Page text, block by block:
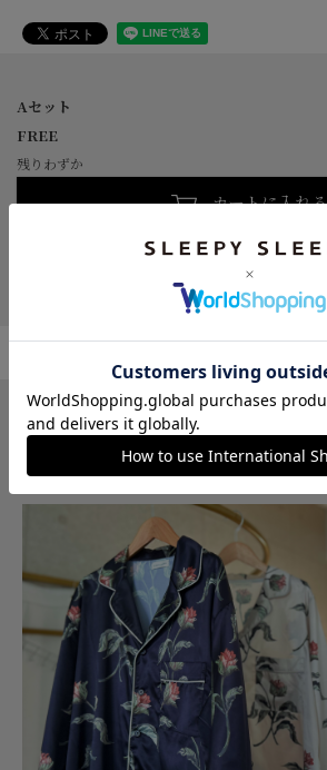
Aセット
FREE
残りわずか
カートに入れる
SLEEPY SLEEPYがギフト
の理由